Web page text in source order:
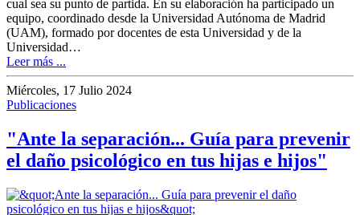
cual sea su punto de partida. En su elaboración ha participado un
equipo, coordinado desde la Universidad Autónoma de Madrid
(UAM), formado por docentes de esta Universidad y de la
Universidad…
Leer más ...
Miércoles, 17 Julio 2024
Publicaciones
"Ante la separación... Guía para prevenir
el daño psicológico en tus hijas e hijos"